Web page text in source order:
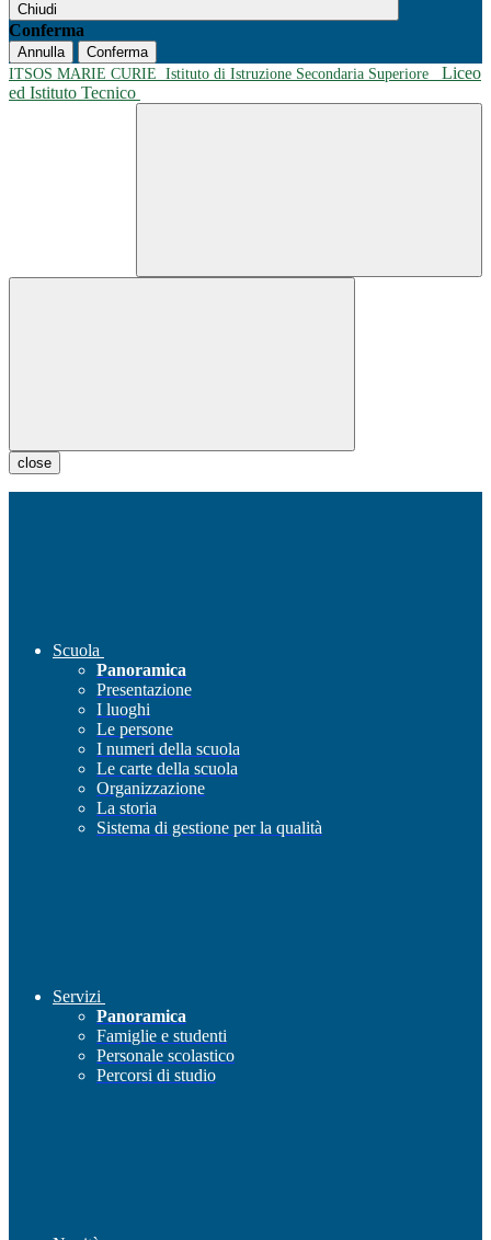
Chiudi
Conferma
Annulla
Conferma
ITSOS MARIE CURIE Istituto di Istruzione Secondaria Superiore
Liceo
ed Istituto Tecnico
close
Scuola
Panoramica
Presentazione
I luoghi
Le persone
I numeri della scuola
Le carte della scuola
Organizzazione
La storia
Sistema di gestione per la qualità
Servizi
Panoramica
Famiglie e studenti
Personale scolastico
Percorsi di studio